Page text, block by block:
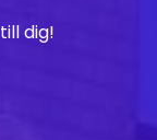
dig!